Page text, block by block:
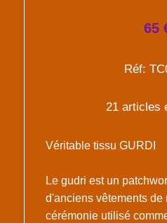
65
Réf:
21 articles
Véritable tissu GURDI
Le gudri est un
d'anciens vêtements de
cérémonie utilisé